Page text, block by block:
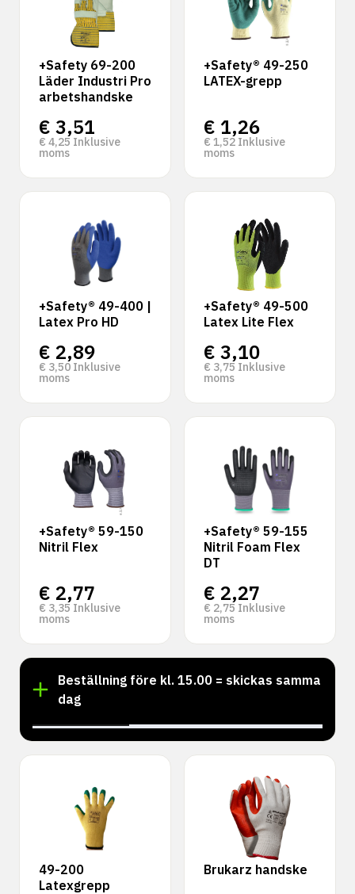
+Safety 69-200
Läder Industri Pro
arbetshandske
€ 3,51
€ 4,25 Inklusive
moms
+Safety® 49-250
LATEX-grepp
€ 1,26
€ 1,52 Inklusive
moms
+Safety® 49-400 |
Latex Pro HD
€ 2,89
€ 3,50 Inklusive
moms
+Safety® 49-500
Latex Lite Flex
€ 3,10
€ 3,75 Inklusive
moms
+Safety® 59-150
Nitril Flex
€ 2,77
€ 3,35 Inklusive
moms
+Safety® 59-155
Nitril Foam Flex
DT
€ 2,27
€ 2,75 Inklusive
moms
Beställning före kl. 15.00 = skickas samma
dag
49-200
Latexgrepp
Brukarz handske